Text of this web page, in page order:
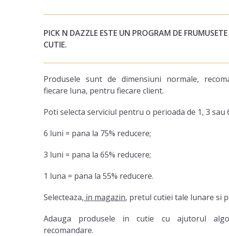
PICK N DAZZLE ESTE UN PROGRAM DE
CUTIE.
Produsele sunt de dimensiuni normale,
fiecare luna, pentru fiecare client.
Poti selecta serviciul pentru o perioada de 1, 3 sau
6 luni = pana la 75% reducere;
3 luni = pana la 65% reducere;
1 luna = pana la 55% reducere.
Selecteaza, in magazin, pretul cutiei tale lunare si
Adauga produsele in cutie cu ajutorul
recomandare.